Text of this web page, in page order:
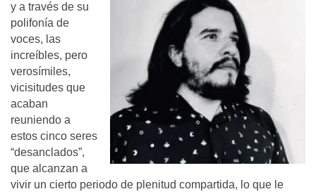
y a través de su
polifonía de
voces, las
increíbles, pero
verosímiles,
vicisitudes que
acaban
reuniendo a
estos cinco seres
“desanclados”,
que alcanzan a
vivir un cierto periodo de plenitud compartida, lo que le